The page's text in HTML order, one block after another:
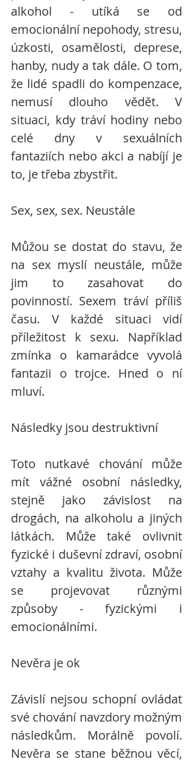
alkohol - utíká se od
emocionální nepohody, stresu,
úzkosti, osamělosti, deprese,
hanby, nudy a tak dále. O tom,
že lidé spadli do kompenzace,
nemusí dlouho vědět. V
situaci, kdy tráví hodiny nebo
celé dny v sexuálních
fantaziích nebo akci a nabíjí je
to, je třeba zbystřit.
Sex, sex, sex. Neustále
Můžou se dostat do stavu, že
na sex myslí neustále, může
jim to zasahovat do
povinností. Sexem tráví příliš
času. V každé situaci vidí
příležitost k sexu. Například
zmínka o kamarádce vyvolá
fantazii o trojce. Hned o ní
mluví.
Následky jsou destruktivní
Toto nutkavé chování může
mít vážné osobní následky,
stejně jako závislost na
drogách, na alkoholu a jiných
látkách. Může také ovlivnit
fyzické i duševní zdraví, osobní
vztahy a kvalitu života. Může
se projevovat různými
způsoby - fyzickými i
emocionálními.
Nevěra je ok
Závislí nejsou schopní ovládat
své chování navzdory možným
následkům. Morálně povolí.
Nevěra se stane běžnou věcí,